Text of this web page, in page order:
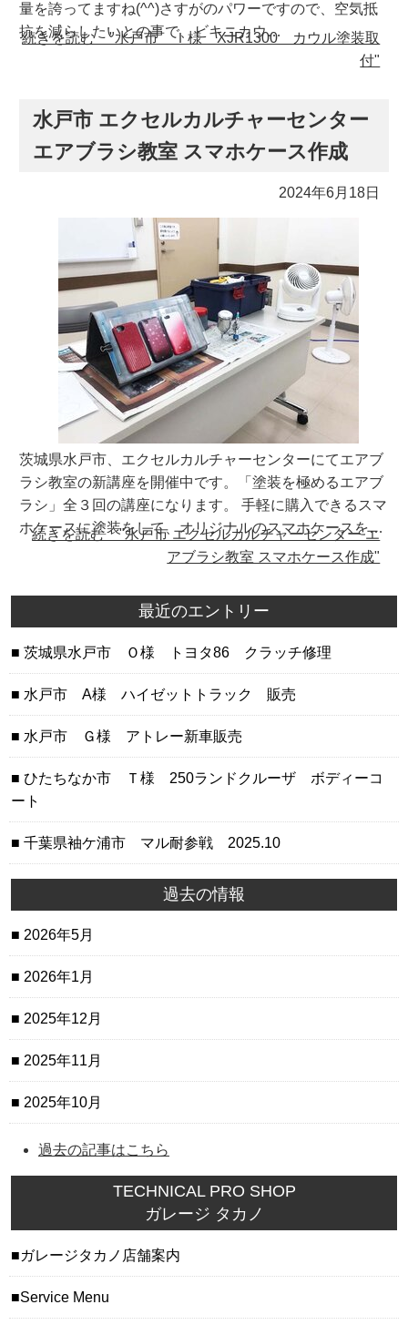
量を誇ってますね(^^)さすがのパワーですので、空気抵
抗を減らしたいとの事で、ビキニカウ…
続きを読む "水戸市 Ｉ様 XJR1300 カウル塗装取
付"
水戸市 エクセルカルチャーセンター
エアブラシ教室 スマホケース作成
2024年6月18日
茨城県水戸市、エクセルカルチャーセンターにてエアブ
ラシ教室の新講座を開催中です。「塗装を極めるエアブ
ラシ」全３回の講座になります。 手軽に購入できるスマ
ホケースに塗装をして、オリジナルのスマホケースを…
続きを読む "水戸市 エクセルカルチャーセンター エ
アブラシ教室 スマホケース作成"
最近のエントリー
茨城県水戸市 Ｏ様 トヨタ86 クラッチ修理
水戸市 A様 ハイゼットトラック 販売
水戸市 Ｇ様 アトレー新車販売
ひたちなか市 Ｔ様 250ランドクルーザ ボディーコ
ート
千葉県袖ケ浦市 マル耐参戦 2025.10
過去の情報
2026年5月
2026年1月
2025年12月
2025年11月
2025年10月
過去の記事はこちら
TECHNICAL PRO SHOP
ガレージ タカノ
ガレージタカノ店舗案内
Service Menu